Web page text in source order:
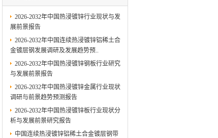
2026-2032年中国热浸镀锌行业现状与发
展前景报告
2026-2032年中国连续热浸镀锌铝稀土合
金镀层钢发展调研及发展趋势预..
2026-2032年中国热浸镀锌钢板行业研究
与发展前景报告
2026-2032年中国热浸镀锌金属行业现状
调研与前景趋势预测报告
2026-2032年中国热浸镀锌板行业现状分
析与发展前景研究报告
中国连续热浸镀锌铝稀土合金镀层钢带